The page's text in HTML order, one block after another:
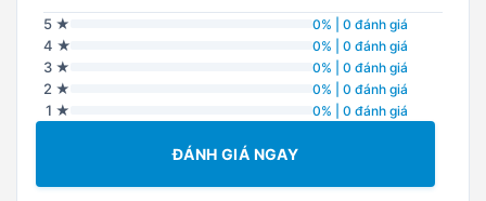
5 ★ 0% | 0 đánh giá
4 ★ 0% | 0 đánh giá
3 ★ 0% | 0 đánh giá
2 ★ 0% | 0 đánh giá
1 ★ 0% | 0 đánh giá
ĐÁNH GIÁ NGAY